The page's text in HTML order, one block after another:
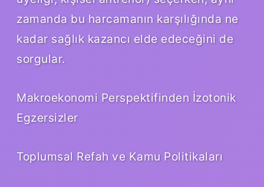
zamanda bu harcamanın karşılığında ne
kadar sağlık kazancı elde edeceğini de
sorgular.
Makroekonomi Perspektifinden İzotonik
Egzersizler
Toplumsal Refah ve Kamu Politikaları